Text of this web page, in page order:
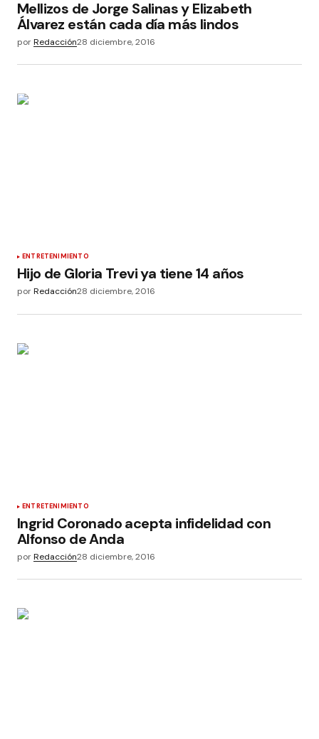
Mellizos de Jorge Salinas y Elizabeth
Álvarez están cada día más lindos
porRedacción28 diciembre, 2016
ENTRETENIMIENTO
Hijo de Gloria Trevi ya tiene 14 años
porRedacción28 diciembre, 2016
ENTRETENIMIENTO
Ingrid Coronado acepta infidelidad con
Alfonso de Anda
porRedacción28 diciembre, 2016